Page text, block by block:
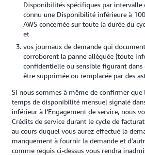
Disponibilités spécifiques par intervalle
connu une Disponibilité inférieure à
AWS concernée sur toute la durée du
et
vos journaux de demande qui
corroborent la panne alléguée (toute
confidentielle ou sensible figurant dans
être supprimée ou remplacée par des
Si nous sommes à même de confirmer que
temps de disponibilité mensuel signalé
inférieur à l’Engagement de service, nous
Crédits de service durant le cycle de
au cours duquel vous aurez effectué la
manquement à fournir la demande et
comme requis ci-dessus vous rendra